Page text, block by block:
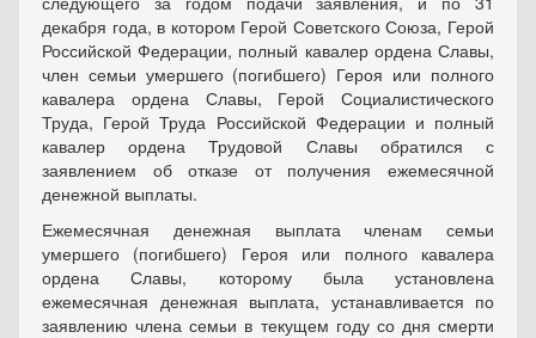
декабря года, в котором Герой Советского Союза, Герой
Российской Федерации, полный кавалер ордена Славы,
член семьи умершего (погибшего) Героя или полного
кавалера ордена Славы, Герой Социалистического
Труда, Герой Труда Российской Федерации и полный
кавалер ордена Трудовой Славы обратился с
заявлением об отказе от получения ежемесячной
денежной выплаты.
Ежемесячная денежная выплата членам семьи
умершего (погибшего) Героя или полного кавалера
ордена Славы, которому была установлена
ежемесячная денежная выплата, устанавливается по
заявлению члена семьи в текущем году со дня смерти